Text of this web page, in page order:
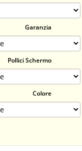
Garanzia
Pollici Schermo
Colore